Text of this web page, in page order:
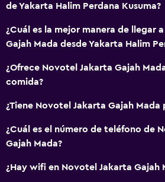
de Yakarta Halim Perdana Kusuma?
¿Cuál es la mejor manera de llegar
Gajah Mada desde Yakarta Halim
¿Ofrece Novotel Jakarta Gajah
comida?
¿Tiene Novotel Jakarta Gajah Mada
¿Cuál es el número de teléfono de
Gajah Mada?
¿Hay wifi en Novotel Jakarta Gajah